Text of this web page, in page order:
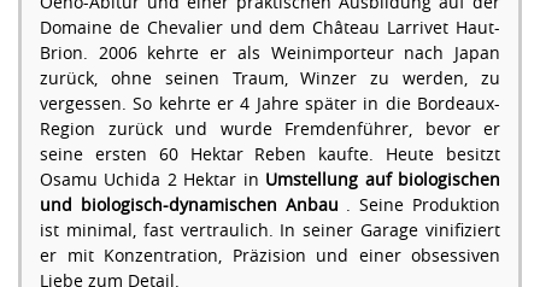
Domaine de Chevalier und dem Château Larrivet Haut-
Brion. 2006 kehrte er als Weinimporteur nach Japan
zurück, ohne seinen Traum, Winzer zu werden, zu
vergessen. So kehrte er 4 Jahre später in die Bordeaux-
Region zurück und wurde Fremdenführer, bevor er
seine ersten 60 Hektar Reben kaufte. Heute besitzt
Osamu Uchida 2 Hektar in Umstellung auf biologischen
und biologisch-dynamischen Anbau . Seine Produktion
ist minimal, fast vertraulich. In seiner Garage vinifiziert
er mit Konzentration, Präzision und einer obsessiven
Liebe zum Detail.